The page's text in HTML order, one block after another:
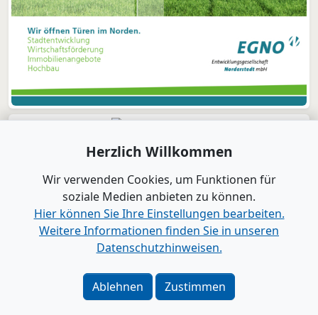
Impressum |Datenschutz|Barrierefreiheit
Google als bevorzugte Quelle merken
Herzlich Willkommen
Wir verwenden Cookies, um Funktionen für
soziale Medien anbieten zu können.
Hier können Sie Ihre Einstellungen bearbeiten.
Weitere Informationen finden Sie in unseren
Datenschutzhinweisen.
Ablehnen Zustimmen